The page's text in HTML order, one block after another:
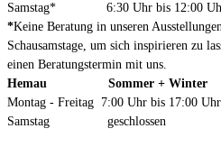
Samstag* 6:30 Uhr bis 12:00
*Keine Beratung in unseren
Schausamstage, um sich inspirieren zu
einen Beratungstermin mit uns.
Hemau Sommer + Winter
Montag - Freitag 7:00 Uhr bis 17:00 Uhr
Samstag geschlossen